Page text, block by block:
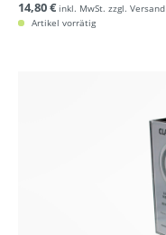
14,80 € inkl. MwSt. zzgl. Versand
Artikel vorrätig